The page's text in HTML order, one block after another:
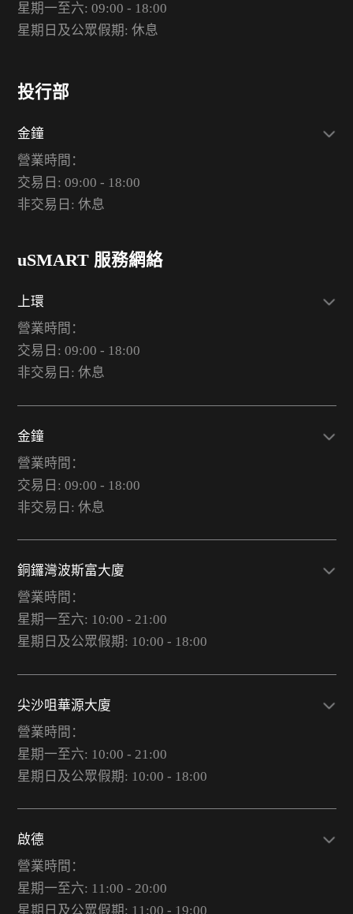
星期一至六: 09:00 - 18:00
星期日及公眾假期: 休息
投行部
金鐘
營業時間：
交易日: 09:00 - 18:00
非交易日: 休息
uSMART 服務網絡
上環
營業時間：
交易日: 09:00 - 18:00
非交易日: 休息
金鐘
營業時間：
交易日: 09:00 - 18:00
非交易日: 休息
銅鑼灣波斯富大廈
營業時間：
星期一至六: 10:00 - 21:00
星期日及公眾假期: 10:00 - 18:00
尖沙咀華源大廈
營業時間：
星期一至六: 10:00 - 21:00
星期日及公眾假期: 10:00 - 18:00
啟德
營業時間：
星期一至六: 11:00 - 20:00
星期日及公眾假期: 11:00 - 19:00